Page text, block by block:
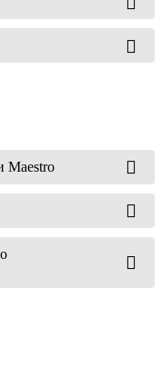
Maestro